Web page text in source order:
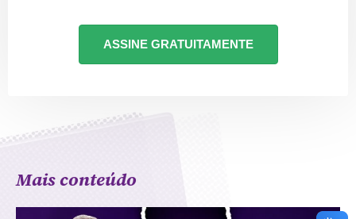
ASSINE GRATUITAMENTE
Mais conteúdo